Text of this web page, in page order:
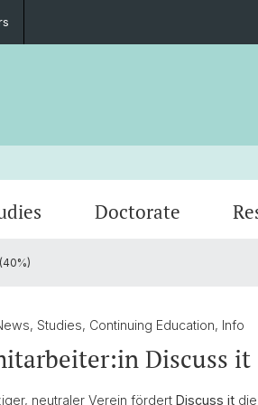
Doctorate
Studies, Continuing Education, Info
Discuss it
neutraler Verein fördert Discuss it